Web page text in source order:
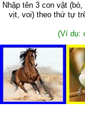
Nhập tên 3 con vật (bò,
vịt, voi)theo thứ tự
(Ví dụ: